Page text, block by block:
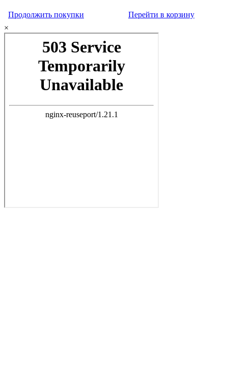
Продолжить покупки
Перейти в корзину
×